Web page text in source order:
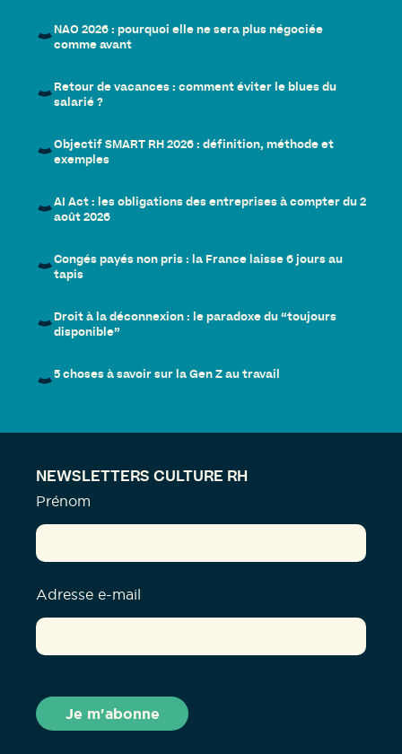
NAO 2026 : pourquoi elle ne sera plus négociée
comme avant
Retour de vacances : comment éviter le blues du
salarié ?
Objectif SMART RH 2026 : définition, méthode et
exemples
AI Act : les obligations des entreprises à compter du 2
août 2026
Congés payés non pris : la France laisse 6 jours au
tapis
Droit à la déconnexion : le paradoxe du “toujours
disponible”
5 choses à savoir sur la Gen Z au travail
NEWSLETTERS CULTURE RH
Prénom
Adresse e-mail